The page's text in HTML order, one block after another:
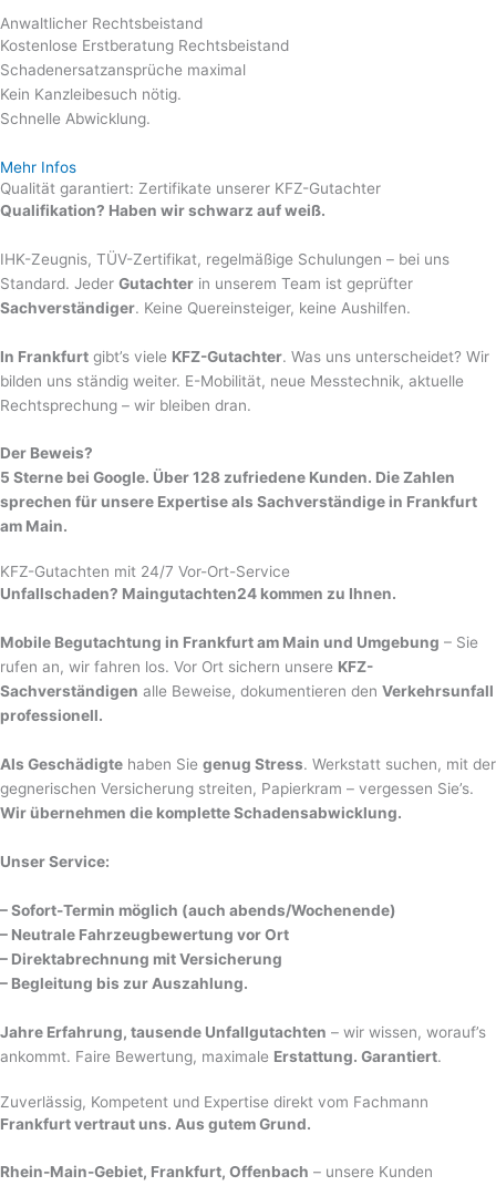
Anwaltlicher Rechtsbeistand
Kostenlose Erstberatung Rechtsbeistand
Schadenersatzansprüche maximal
Kein Kanzleibesuch nötig.
Schnelle Abwicklung.
Mehr Infos
Qualität garantiert: Zertifikate unserer KFZ-Gutachter
Qualifikation? Haben wir schwarz auf weiß.
IHK-Zeugnis, TÜV-Zertifikat, regelmäßige Schulungen – bei uns
Standard. Jeder Gutachter in unserem Team ist geprüfter
Sachverständiger. Keine Quereinsteiger, keine Aushilfen.
In Frankfurt gibt’s viele KFZ-Gutachter. Was uns unterscheidet? Wir
bilden uns ständig weiter. E-Mobilität, neue Messtechnik, aktuelle
Rechtsprechung – wir bleiben dran.
Der Beweis?
5 Sterne bei Google. Über 128 zufriedene Kunden. Die Zahlen
sprechen für unsere Expertise als Sachverständige in Frankfurt
am Main.
KFZ-Gutachten mit 24/7 Vor-Ort-Service
Unfallschaden? Maingutachten24 kommen zu Ihnen.
Mobile Begutachtung in Frankfurt am Main und Umgebung – Sie
rufen an, wir fahren los. Vor Ort sichern unsere KFZ-
Sachverständigen alle Beweise, dokumentieren den Verkehrsunfall
professionell.
Als Geschädigte haben Sie genug Stress. Werkstatt suchen, mit der
gegnerischen Versicherung streiten, Papierkram – vergessen Sie’s.
Wir übernehmen die komplette Schadensabwicklung.
Unser Service:
– Sofort-Termin möglich (auch abends/Wochenende)
– Neutrale Fahrzeugbewertung vor Ort
– Direktabrechnung mit Versicherung
– Begleitung bis zur Auszahlung.
Jahre Erfahrung, tausende Unfallgutachten – wir wissen, worauf’s
ankommt. Faire Bewertung, maximale Erstattung. Garantiert.
Zuverlässig, Kompetent und Expertise direkt vom Fachmann
Frankfurt vertraut uns. Aus gutem Grund.
Rhein-Main-Gebiet, Frankfurt, Offenbach – unsere Kunden